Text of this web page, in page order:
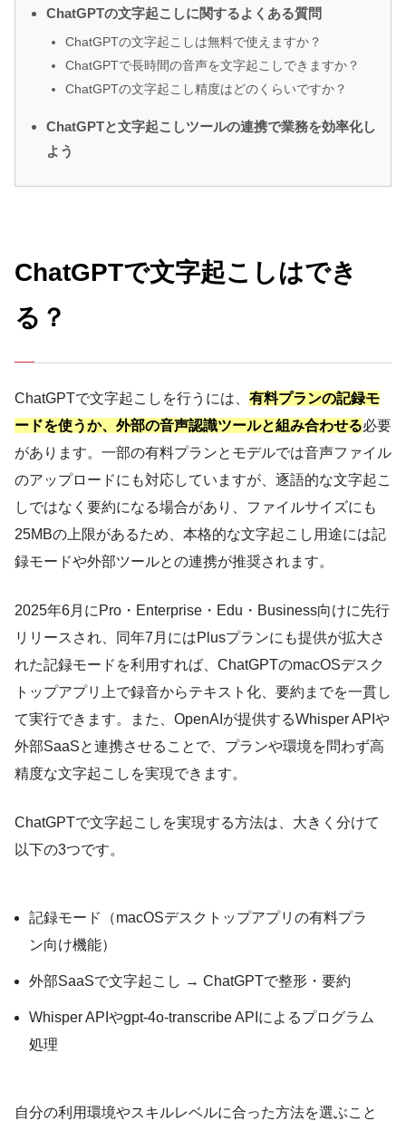
ChatGPTの文字起こしに関するよくある質問
ChatGPTの文字起こしは無料で使えますか？
ChatGPTで長時間の音声を文字起こしできますか？
ChatGPTの文字起こし精度はどのくらいですか？
ChatGPTと文字起こしツールの連携で業務を効率化し
よう
ChatGPTで文字起こしはでき
る？
ChatGPTで文字起こしを行うには、 有料プランの記録モ
ードを使うか、外部の音声認識ツールと組み合わせる必要
があります。一部の有料プランとモデルでは音声ファイル
のアップロードにも対応していますが、逐語的な文字起こ
しではなく要約になる場合があり、ファイルサイズにも
25MBの上限があるため、本格的な文字起こし用途には記
録モードや外部ツールとの連携が推奨されます。
2025年6月にPro・Enterprise・Edu・Business向けに先行
リリースされ、同年7月にはPlusプランにも提供が拡大さ
れた記録モードを利用すれば、ChatGPTのmacOSデスク
トップアプリ上で録音からテキスト化、要約までを一貫し
て実行できます。また、OpenAIが提供するWhisper APIや
外部SaaSと連携させることで、プランや環境を問わず高
精度な文字起こしを実現できます。
ChatGPTで文字起こしを実現する方法は、大きく分けて
以下の3つです。
記録モード（macOSデスクトップアプリの有料プラ
ン向け機能）
外部SaaSで文字起こし → ChatGPTで整形・要約
Whisper APIやgpt-4o-transcribe APIによるプログラム
処理
自分の利用環境やスキルレベルに合った方法を選ぶこと